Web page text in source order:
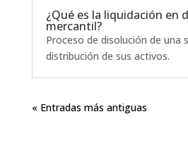
¿Qué es la liquidación en
mercantil?
Proceso de disolución de una
distribución de sus activos.
« Entradas más antiguas